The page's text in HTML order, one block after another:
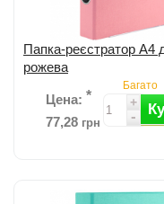
Папка-реєстратор А4
рожева
Цена: *
77,28 грн
Багато
+
-
Додати до порівняння